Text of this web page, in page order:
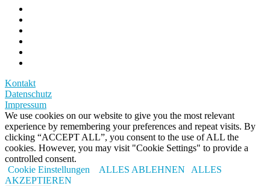
Kontakt
Datenschutz
Impressum
We use cookies on our website to give you the most relevant
experience by remembering your preferences and repeat visits. By
clicking “ACCEPT ALL”, you consent to the use of ALL the
cookies. However, you may visit "Cookie Settings" to provide a
controlled consent.
Cookie Einstellungen
ALLES ABLEHNEN
ALLES
AKZEPTIEREN